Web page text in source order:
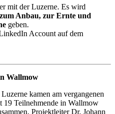
mit der Luzerne. Es wird
Anbau, zur Ernte und
geben.
Account auf dem
Wallmow
kamen am vergangenen
19 Teilnehmende in Wallmow
Projektleiter Dr. Johann